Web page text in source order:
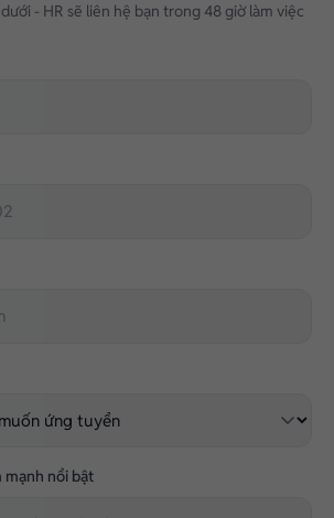
- HR sẽ liên hệ bạn trong 48 giờ làm việc
nổi bật